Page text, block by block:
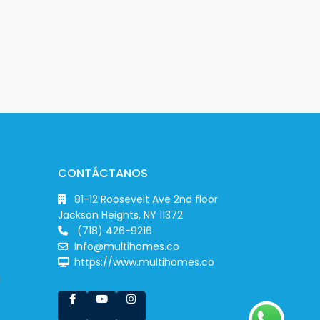
CONTÁCTANOS
81-12 Roosevelt Ave 2nd floor
Jackson Heights, NY 11372
(718) 426-9216
info@multihomes.co
https://www.multihomes.co